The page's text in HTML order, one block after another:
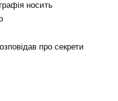
носить
про секрети